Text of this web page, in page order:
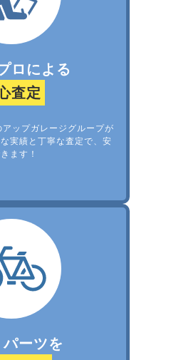
ロによる
査定
ップガレージグループが
実績と丁寧な査定で、安
ます！
ーツを